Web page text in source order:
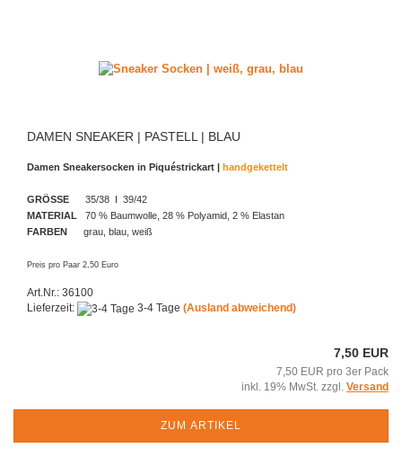
DAMEN SNEAKER | PASTELL | BLAU
Damen Sneakersocken in Piquéstrickart handgekettelt
GRÖSSE 35/38 I 39/42
MATERIAL 70 % Baumwolle, 28 % Polyamid, 2 % Elastan
FARBEN
grau, blau, weiß
Preis pro Paar 2,50 Euro
Art.Nr.: 36100
Lieferzeit:
3-4 Tage (Ausland abweichend)
7,50 EUR
7,50 EUR pro 3er Pack
inkl. 19% MwSt. zzgl. Versand
ZUM ARTIKEL